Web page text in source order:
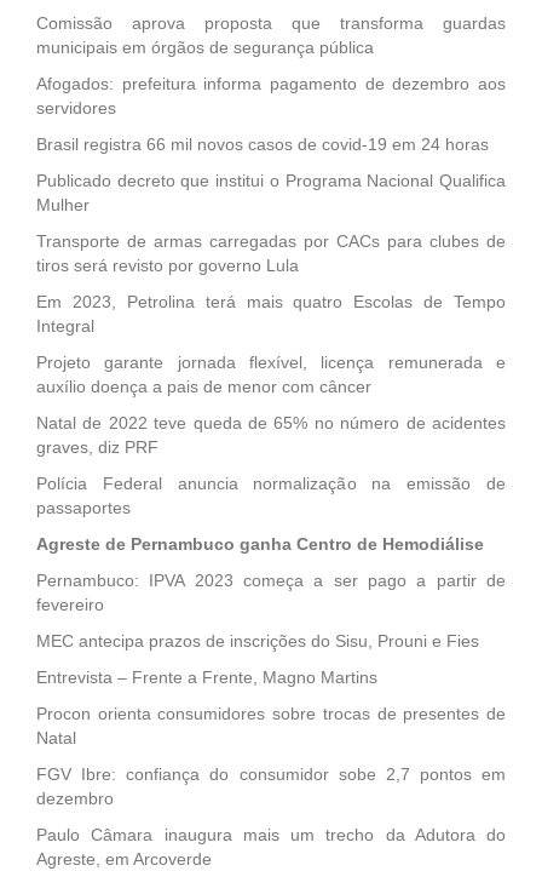
Comissão aprova proposta que transforma guardas
municipais em órgãos de segurança pública
Afogados: prefeitura informa pagamento de dezembro aos
servidores
Brasil registra 66 mil novos casos de covid-19 em 24 horas
Publicado decreto que institui o Programa Nacional Qualifica
Mulher
Transporte de armas carregadas por CACs para clubes de
tiros será revisto por governo Lula
Em 2023, Petrolina terá mais quatro Escolas de Tempo
Integral
Projeto garante jornada flexível, licença remunerada e
auxílio doença a pais de menor com câncer
Natal de 2022 teve queda de 65% no número de acidentes
graves, diz PRF
Polícia Federal anuncia normalização na emissão de
passaportes
Agreste de Pernambuco ganha Centro de Hemodiálise
Pernambuco: IPVA 2023 começa a ser pago a partir de
fevereiro
MEC antecipa prazos de inscrições do Sisu, Prouni e Fies
Entrevista – Frente a Frente, Magno Martins
Procon orienta consumidores sobre trocas de presentes de
Natal
FGV Ibre: confiança do consumidor sobe 2,7 pontos em
dezembro
Paulo Câmara inaugura mais um trecho da Adutora do
Agreste, em Arcoverde